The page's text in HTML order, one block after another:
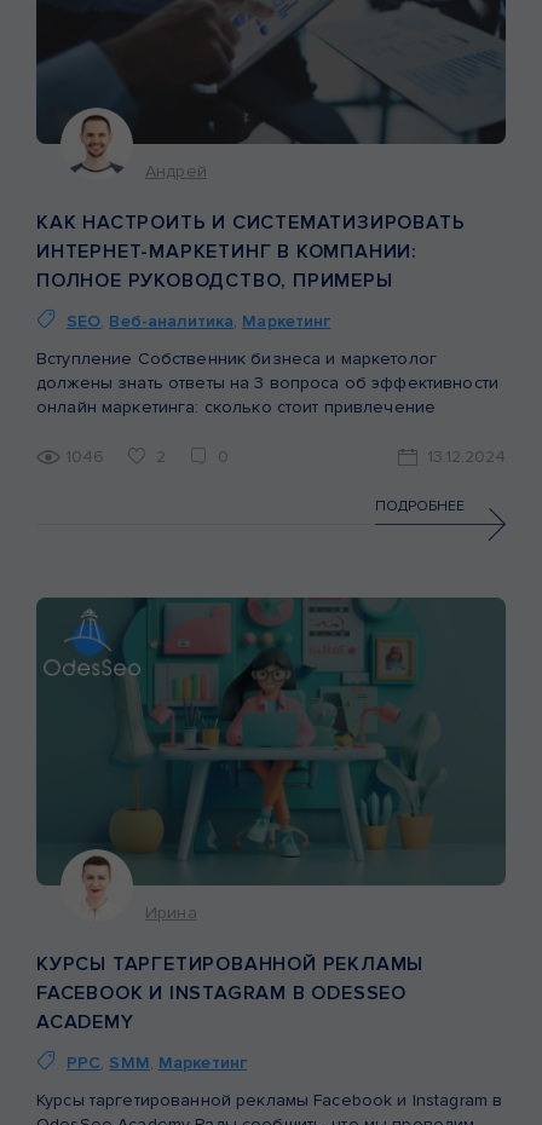
Андрей
КАК НАСТРОИТЬ И СИСТЕМАТИЗИРОВАТЬ
ИНТЕРНЕТ-МАРКЕТИНГ В КОМПАНИИ:
ПОЛНОЕ РУКОВОДСТВО, ПРИМЕРЫ
SEO, Веб-аналитика, Маркетинг
Вступление Собственник бизнеса и маркетолог
должены знать ответы на 3 вопроса об эффективности
онлайн маркетинга: сколько стоит привлечение
маркетинга,сколько продаж приносит каждый
Когда у собственника или маркетолога нет ответов —
это может свидетельствовать о серьезных проблемах и
1046 2 0 13.12.2024
ПОДРОБНЕЕ
Ирина
КУРСЫ ТАРГЕТИРОВАННОЙ РЕКЛАМЫ
FACEBOOK И INSTAGRAM В ODESSEO
ACADEMY
PPC, SMM, Маркетинг
Курсы таргетированной рекламы Facebook и Instagram в